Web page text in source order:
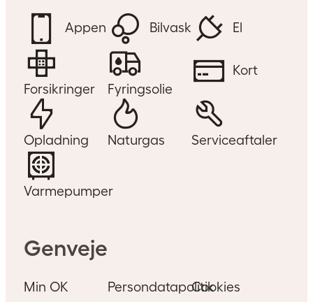
Appen Bilvask El
Forsikringer Fyringsolie
Kort
Opladning Naturgas Serviceaftaler
Varmepumper
Genveje
Min OK PersondatapolitikCookies